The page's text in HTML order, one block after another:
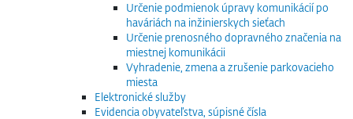
Určenie podmienok úpravy komunikácií po
haváriách na inžinierskych sieťach
Určenie prenosného dopravného značenia na
miestnej komunikácii
Vyhradenie, zmena a zrušenie parkovacieho
miesta
Elektronické služby
Evidencia obyvateľstva, súpisné čísla